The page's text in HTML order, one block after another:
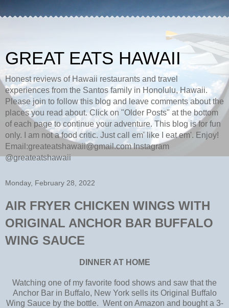
GREAT EATS HAWAII
Honest reviews of Hawaii restaurants and travel
experiences from the Santos family in Honolulu, Hawaii.
Please join to follow this blog and leave comments about the
places you read about. Click on "Older Posts" at the bottom
of each page to continue your adventure. This blog is for fun
only. I am not a food critic. Just call em' like I eat em'. Enjoy!
Email:greateatshawaii@gmail.com Instagram
@greateatshawaii
Monday, February 28, 2022
AIR FRYER CHICKEN WINGS WITH
ORIGINAL ANCHOR BAR BUFFALO
WING SAUCE
DINNER AT HOME
Watching one of my favorite food shows and saw that the
Anchor Bar in Buffalo, New York sells its Original Buffalo
Wing Sauce by the bottle. Went on Amazon and bought a 3-